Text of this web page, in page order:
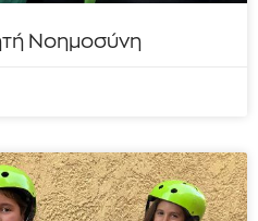
Νοημοσύνη